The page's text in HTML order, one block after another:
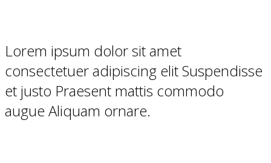
Lorem ipsum dolor sit amet
consectetuer adipiscing elit Suspendisse
et justo Praesent mattis commodo
augue Aliquam ornare.